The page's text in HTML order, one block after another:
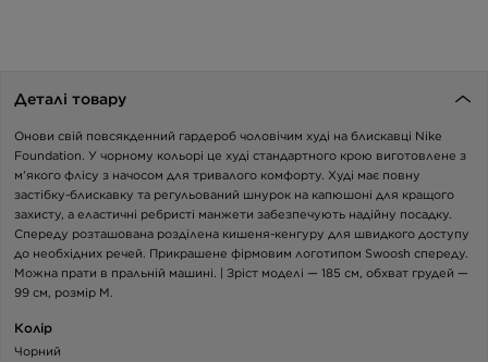
Деталі товару
Онови свій повсякденний гардероб чоловічим худі на блискавці Nike
Foundation. У чорному кольорі це худі стандартного крою виготовлене з
м’якого флісу з начосом для тривалого комфорту. Худі має повну
застібку-блискавку та регульований шнурок на капюшоні для кращого
захисту, а еластичні ребристі манжети забезпечують надійну посадку.
Спереду розташована розділена кишеня-кенгуру для швидкого доступу
до необхідних речей. Прикрашене фірмовим логотипом Swoosh спереду.
Можна прати в пральній машині. | Зріст моделі — 185 см, обхват грудей —
99 см, розмір M.
Колір
Чорний